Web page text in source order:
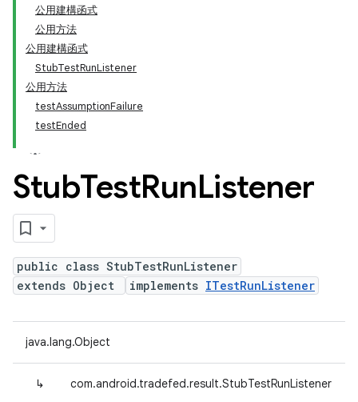
公用建構函式
公用方法
公用建構函式
StubTestRunListener
公用方法
testAssumptionFailure
testEnded
StubTestRunListener
public class StubTestRunListener
extends Object
implements ITestRunListener
java.lang.Object
↳ com.android.tradefed.result.StubTestRunListener